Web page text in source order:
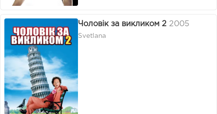
Чоловік за викликом 2 2005
Svetlana